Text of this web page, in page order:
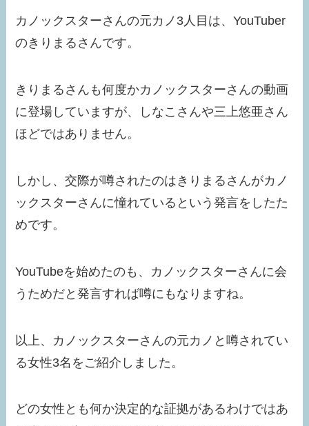
カノックスターさんの元カノ3人目は、YouTuber
のきりまるさんです。
きりまるさんも何度かカノックスターさんの動画
に登場していますが、しなこさんや三上悠亜さん
ほどではありません。
しかし、交際が噂されたのはきりまるさんがカノ
ックスターさんに憧れているという発言をしたた
めです。
YouTubeを始めたのも、カノックスターさんに会
うためだと発言すれば噂にもなりますね。
以上、カノックスターさんの元カノと噂されてい
る女性3名をご紹介しました。
どの女性とも何か決定的な証拠があるわけではあ